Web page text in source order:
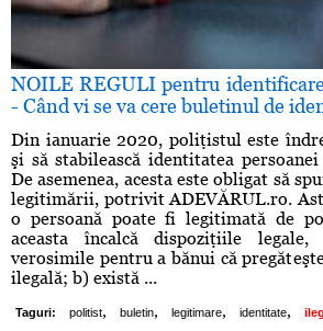
NOILE REGULI pentru
- Când vi se va cere buletinul de
Din ianuarie 2020, poliţistul este
şi să stabilească identitatea
De asemenea, acesta este obligat să
legitimării, potrivit ADEVĂRUL.ro.
o persoană poate fi legitimată de
aceasta încalcă dispoziţiile
verosimile pentru a bănui că
ilegală; b) există ...
Taguri: politist, buletin, legitimare, identitate,